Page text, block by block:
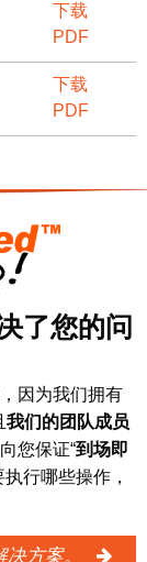
下载
PDF
下载
PDF
了您的问
因为我们拥有
我们的团队成员
您保证“到场即
行哪些操作，
方案。